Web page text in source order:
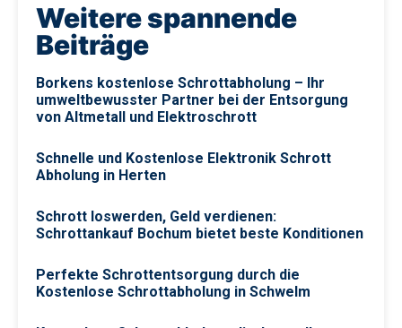
Weitere spannende
Beiträge
Borkens kostenlose Schrottabholung – Ihr
umweltbewusster Partner bei der Entsorgung
von Altmetall und Elektroschrott
Schnelle und Kostenlose Elektronik Schrott
Abholung in Herten
Schrott loswerden, Geld verdienen:
Schrottankauf Bochum bietet beste Konditionen
Perfekte Schrottentsorgung durch die
Kostenlose Schrottabholung in Schwelm